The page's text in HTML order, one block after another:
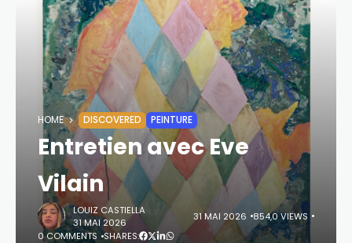
HOME DISCOVERED PEINTURE
Entretien avec Eve
Vilain
LOUIZ CASTIELLA
31 MAI 2026
31 MAI 2026
854,0 VIEWS
0 COMMENTS
SHARES: